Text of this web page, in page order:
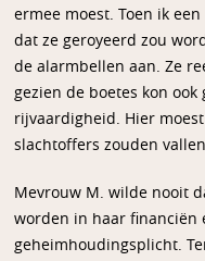
ermee moest. Toen ik
dat ze geroyeerd zou
de alarmbellen aan. Ze
gezien de boetes kon
rijvaardigheid. Hier
slachtoffers zouden
Mevrouw M. wilde nooit
worden in haar financiën
geheimhoudingsplicht.